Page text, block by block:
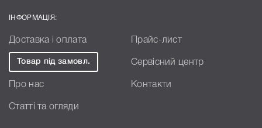
ІНФОРМАЦІЯ:
Доставка і оплата Прайс-лист
Товар під замовл. Сервісний центр
Про нас Контакти
Статті та огляди